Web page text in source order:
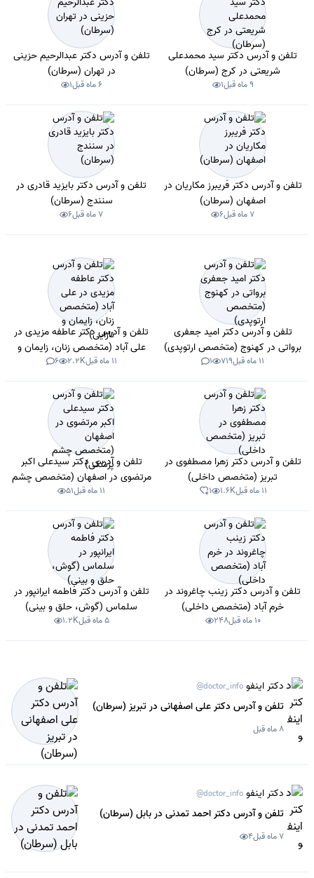
تلفن و آدرس دکتر سید محمدعلی
شریعتی در کرج (سرطان)
9 ماه قبل 1
تلفن و آدرس دکتر عبدالرحیم حزینی
در تهران (سرطان)
6 ماه قبل 1
تلفن و آدرس دکتر فریبرز مکاریان در
اصفهان (سرطان)
7 ماه قبل 6
تلفن و آدرس دکتر بایزید قادری در
سنندج (سرطان)
7 ماه قبل 6
تلفن و آدرس دکتر امید جعفری
برواتی در کهنوج (متخصص ارتوپدی)
11 ماه قبل 719
1
تلفن و آدرس دکتر عاطفه مزیدی در
علی آباد (متخصص زنان، زایمان و
نازایی)
11 ماه قبل 2.2K
6
تلفن و آدرس دکتر زهرا مصطفوی در
تبریز (متخصص داخلی)
11 ماه قبل 1.6K
1
تلفن و آدرس دکتر سیدعلی اکبر
مرتضوی در اصفهان (متخصص چشم
پزشکی) 11 ماه قبل 51
تلفن و آدرس دکتر زینب چاغروند در
خرم آباد (متخصص داخلی)
10 ماه قبل 248
تلفن و آدرس دکتر فاطمه ایرانپور در
سلماس (گوش، حلق و بینی)
5 ماه قبل 1.2K
دکتر اینفو @doctor_info
تلفن و آدرس دکتر علی اصفهانی در تبریز (سرطان)
8 ماه قبل
دکتر اینفو @doctor_info
تلفن و آدرس دکتر احمد تمدنی در بابل (سرطان)
7 ماه قبل 4